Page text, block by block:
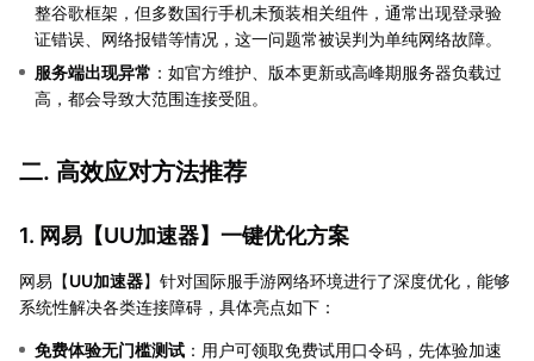
整谷歌框架，但多数国行手机未预装相关组件，通常出现登录验
证错误、网络报错等情况，这一问题常被误判为单纯网络故障。
服务端出现异常 ：如官方维护、版本更新或高峰期服务器负载过
高，都会导致大范围连接受阻。
二. 高效应对方法推荐
1. 网易【UU加速器】一键优化方案
网易【UU加速器】针对国际服手游网络环境进行了深度优化，能够
系统性解决各类连接障碍，具体亮点如下：
免费体验无门槛测试 ：用户可领取免费试用口令码，先体验加速